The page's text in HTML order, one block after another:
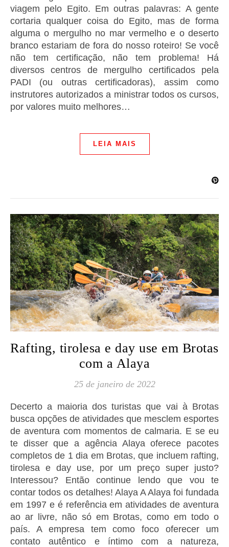
viagem pelo Egito. Em outras palavras: A gente
cortaria qualquer coisa do Egito, mas de forma
alguma o mergulho no mar vermelho e o deserto
branco estariam de fora do nosso roteiro! Se você
não tem certificação, não tem problema! Há
diversos centros de mergulho certificados pela
PADI (ou outras certificadoras), assim como
instrutores autorizados a ministrar todos os cursos,
por valores muito melhores…
LEIA MAIS
Rafting, tirolesa e day use em Brotas
com a Alaya
25 de janeiro de 2022
Decerto a maioria dos turistas que vai à Brotas
busca opções de atividades que mesclem esportes
de aventura com momentos de calmaria. E se eu
te disser que a agência Alaya oferece pacotes
completos de 1 dia em Brotas, que incluem rafting,
tirolesa e day use, por um preço super justo?
Interessou? Então continue lendo que vou te
contar todos os detalhes! Alaya A Alaya foi fundada
em 1997 e é referência em atividades de aventura
ao ar livre, não só em Brotas, como em todo o
país. A empresa tem como foco oferecer um
contato autêntico e íntimo com a natureza,